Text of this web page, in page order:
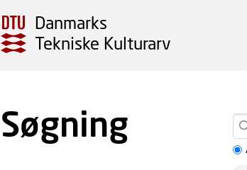
Danmarks
Tekniske Kulturarv
Søgning